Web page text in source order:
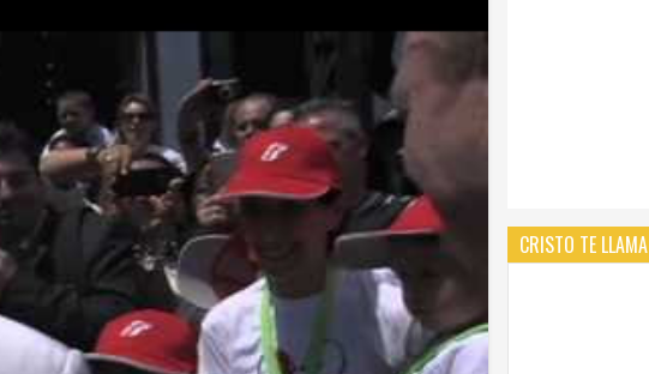
CRISTO TE